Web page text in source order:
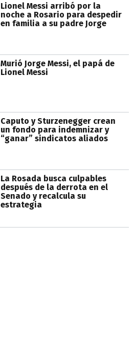
Lionel Messi arribó por la
noche a Rosario para despedir
en familia a su padre Jorge
Murió Jorge Messi, el papá de
Lionel Messi
Caputo y Sturzenegger crean
un fondo para indemnizar y
“ganar” sindicatos aliados
La Rosada busca culpables
después de la derrota en el
Senado y recalcula su
estrategia